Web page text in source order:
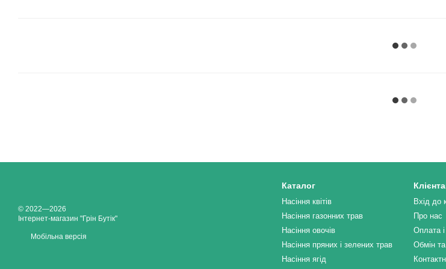
© 2022—2026
Інтернет-магазин "Грін Бутік"
Мобільна версія
Каталог
Насіння квітів
Насіння газонних трав
Насіння овочів
Насіння пряних і зелених трав
Насіння ягід
Вхід до
Про нас
Оплата
Обмін